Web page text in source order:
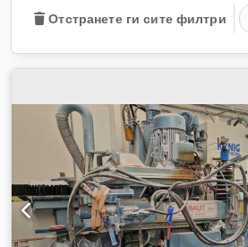
Отстранете ги сите филтри